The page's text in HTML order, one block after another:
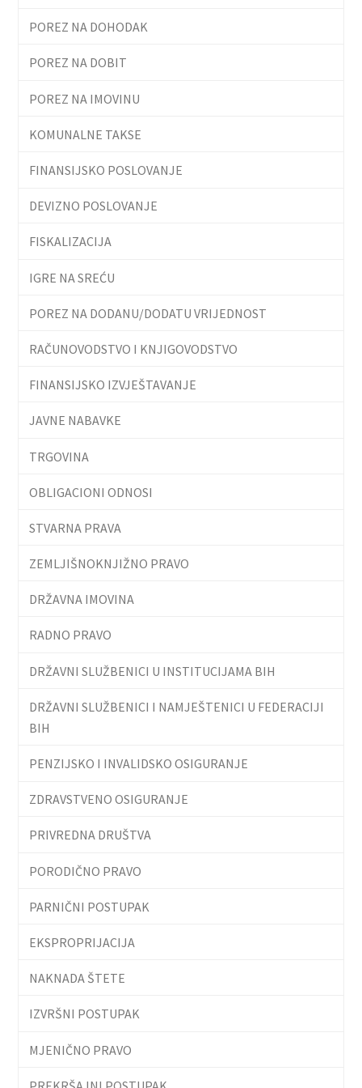
POREZ NA DOHODAK
POREZ NA DOBIT
POREZ NA IMOVINU
KOMUNALNE TAKSE
FINANSIJSKO POSLOVANJE
DEVIZNO POSLOVANJE
FISKALIZACIJA
IGRE NA SREĆU
POREZ NA DODANU/DODATU VRIJEDNOST
RAČUNOVODSTVO I KNJIGOVODSTVO
FINANSIJSKO IZVJEŠTAVANJE
JAVNE NABAVKE
TRGOVINA
OBLIGACIONI ODNOSI
STVARNA PRAVA
ZEMLJIŠNOKNJIŽNO PRAVO
DRŽAVNA IMOVINA
RADNO PRAVO
DRŽAVNI SLUŽBENICI U INSTITUCIJAMA BIH
DRŽAVNI SLUŽBENICI I NAMJEŠTENICI U FEDERACIJI
BIH
PENZIJSKO I INVALIDSKO OSIGURANJE
ZDRAVSTVENO OSIGURANJE
PRIVREDNA DRUŠTVA
PORODIČNO PRAVO
PARNIČNI POSTUPAK
EKSPROPRIJACIJA
NAKNADA ŠTETE
IZVRŠNI POSTUPAK
MJENIČNO PRAVO